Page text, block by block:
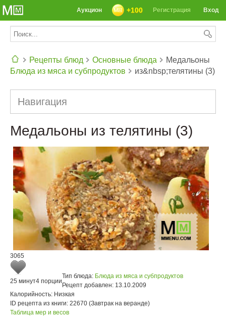
Вход
Регистрация
+100
Аукцион
Рецепты блюд
Основные блюда
Блюда из мяса и субпродуктов
Медальоны
из&nbsp;телятины (3)
Навигация
Медальоны из телятины (3)
3065
25 минут4 порции
Тип блюда: Блюда из мяса и субпродуктов
Рецепт добавлен: 13.10.2009
Калорийность: Низкая
ID рецепта из книги: 22670 (Завтрак на веранде)
Таблица мер и весов